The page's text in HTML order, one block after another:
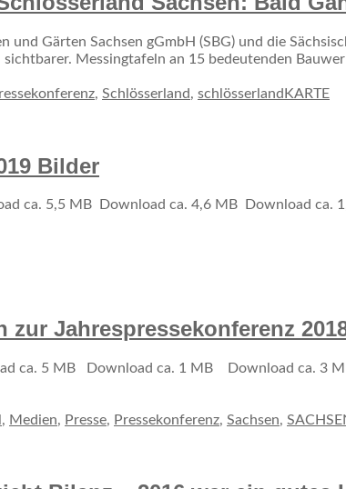
und Gärten Sachsen gGmbH (SBG) und die
Messingtafeln an 15 bedeutenden
, Schlösserland, schlösserlandKARTE
Bilder
ca. 5,5 MB Download ca. 4,6 MB Download
zur Jahrespressekonferenz
ca. 5 MB Download ca. 1 MB Download ca.
, Medien, Presse, Pressekonferenz, Sachsen,